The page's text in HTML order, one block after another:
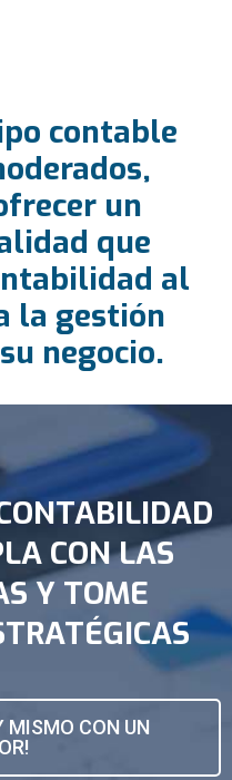
contable
un
que
al
la gestión
negocio.
CON LAS
Y TOME
MISMO CON UN